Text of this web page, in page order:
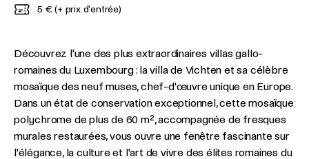
5 € (+ prix d'entrée)
Découvrez l'une des plus extraordinaires villas gallo-
romaines du Luxembourg : la villa de Vichten et sa célèbre
mosaïque des neuf muses, chef-d'œuvre unique en Europe.
Dans un état de conservation exceptionnel, cette mosaïque
polychrome de plus de 60 m², accompagnée de fresques
murales restaurées, vous ouvre une fenêtre fascinante sur
l'élégance, la culture et l'art de vivre des élites romaines du